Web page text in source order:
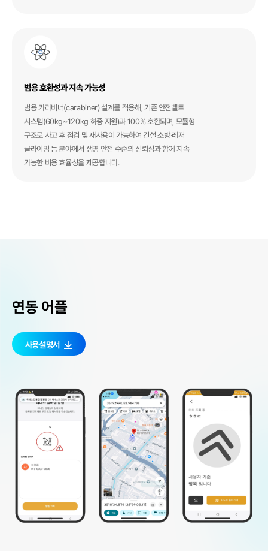
범용 호환성과 지속 가능성
범용 카라비너(carabiner) 설계를 적용해, 기존 안전벨트
시스템(60kg~120kg 하중 지원)과 100% 호환되며, 모듈형
구조로 사고 후 점검 및 재사용이 가능하여 건설·소방·레저
클라이밍 등 분야에서 생명 안전 수준의 신뢰성과 함께 지속
가능한 비용 효율성을 제공합니다.
연동 어플
사용설명서